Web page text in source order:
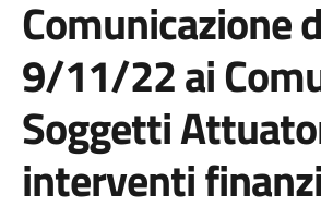
Comunicazione
9/11/22 ai
Soggetti
interventi